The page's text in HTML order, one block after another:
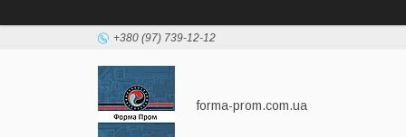
+380 (97) 739-12-12
forma-prom.com.ua